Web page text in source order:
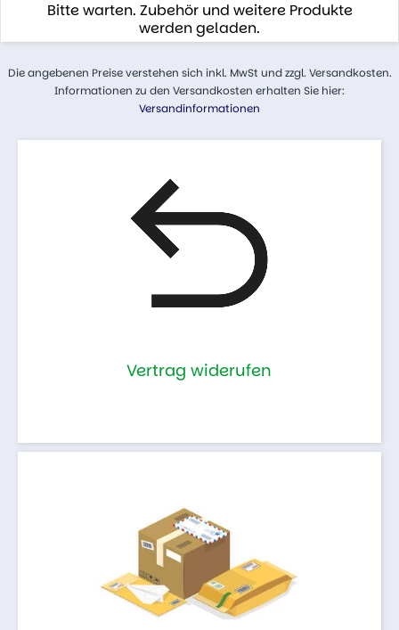
Bitte warten. Zubehör und weitere Produkte
werden geladen.
Die angebenen Preise verstehen sich inkl. MwSt und zzgl. Versandkosten.
Informationen zu den Versandkosten erhalten Sie hier:
Versandinformationen
Vertrag widerufen